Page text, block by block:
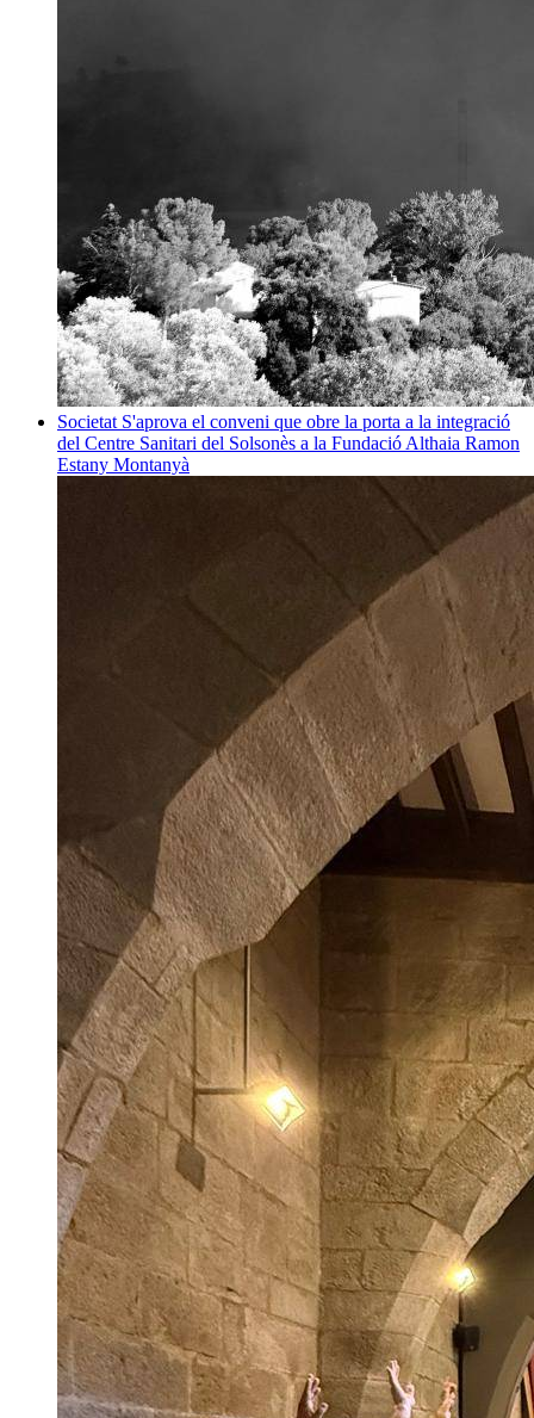
Societat S'aprova el conveni que obre la porta a la integració
del Centre Sanitari del Solsonès a la Fundació Althaia Ramon
Estany Montanyà